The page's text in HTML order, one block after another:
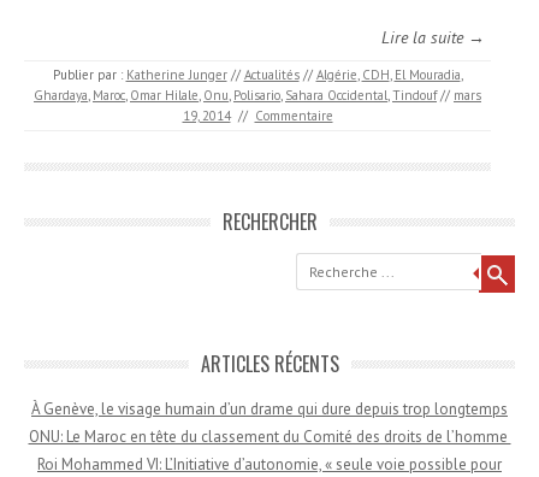
Lire la suite →
Publier par : Katherine Junger // Actualités // Algérie, CDH, El Mouradia,
Ghardaya, Maroc, Omar Hilale, Onu, Polisario, Sahara Occidental,Tindouf // mars
19, 2014 // Commentaire
RECHERCHER
Recherche
ARTICLES RÉCENTS
À Genève, le visage humain d’un drame qui dure depuis trop longtemps
ONU: Le Maroc en tête du classement du Comité des droits de l’homme
Roi Mohammed VI: L’Initiative d’autonomie, « seule voie possible pour